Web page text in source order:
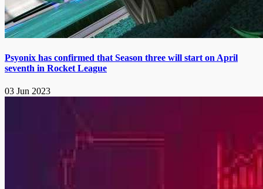
Psyonix has confirmed that Season three will start on April
seventh in Rocket League
03 Jun 2023